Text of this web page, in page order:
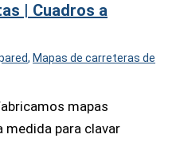
| Cuadros a
, Mapas de carreteras de
mapas
medida para clavar